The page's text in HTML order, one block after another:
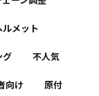
ルメット
グ 不人気
向け 原付